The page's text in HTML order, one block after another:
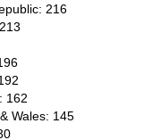
216
162
Wales: 145